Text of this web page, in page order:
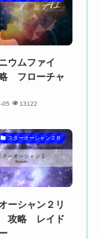
ウムファイ
フローチャ
05 13122
スターオーシャン２Ｒ
ーシャン２リ
攻略 レイド